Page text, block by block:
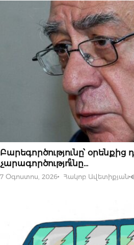
07 ՕԳՈՍՏՈՍԻ, 2026
Բարեգործությունը՝ օրենքից
չարագործությո՞ւնը…
7 Օգոստոս, 2026 Հակոբ Ավետիքյան